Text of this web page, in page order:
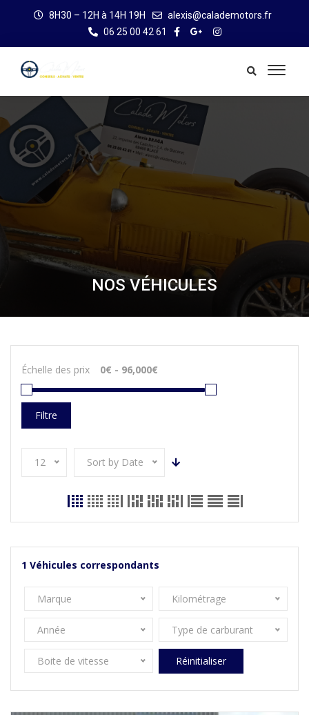
8H30 – 12H à 14H 19H
alexis@calademotors.fr
06 25 00 42 61
NOS VÉHICULES
Échelle des prix
Filtre
12 Sort by Date
1 Véhicules correspondants
Marque Kilométrage
Année Type de carburant
Boite de vitesse Réinitialiser